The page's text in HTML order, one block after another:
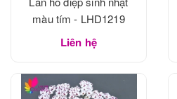
màu tím - LHD1219
Liên hệ